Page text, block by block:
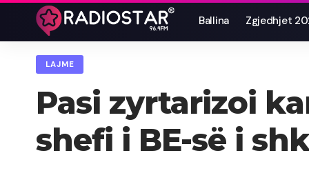
Ballina Zgjedhjet
LAJME
Pasi zyrtarizoi
shefi i BE-së i